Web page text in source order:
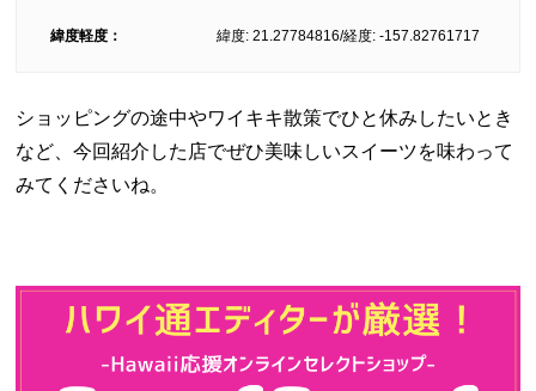
緯度軽度： 緯度: 21.27784816/経度: -157.82761717
ショッピングの途中やワイキキ散策でひと休みしたいとき
など、今回紹介した店でぜひ美味しいスイーツを味わって
みてくださいね。